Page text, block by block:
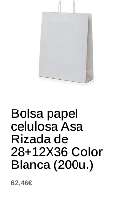
Bolsa papel
celulosa Asa
Rizada de
28+12X36 Color
Blanca (200u.)
62,46€